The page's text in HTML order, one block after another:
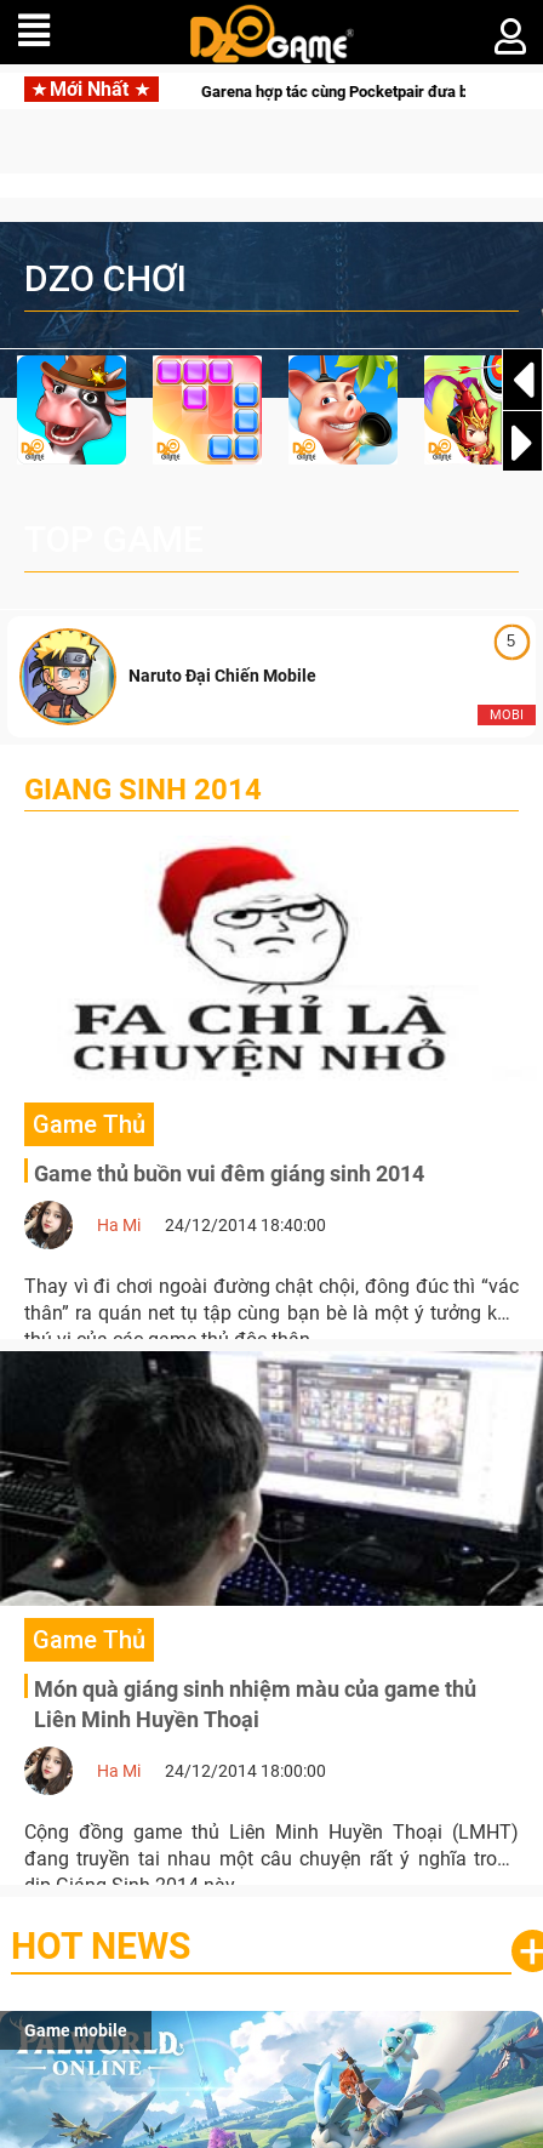
Mới Nhất Garena hợp tác cùng Pocketpair đưa bom tấn săn thú
DZO CHƠI
5
MOBI
Naruto Đại Chiến Mobile
GIANG SINH 2014
Game Thủ
Game thủ buồn vui đêm giáng sinh 2014
Ha Mi 24/12/2014 18:40:00
Thay vì đi chơi ngoài đường chật chội, đông đúc thì “vác
thân” ra quán net tụ tập cùng bạn bè là một ý tưởng khá
thú vị của các game thủ độc thân.
Game Thủ
Món quà giáng sinh nhiệm màu của game thủ
Liên Minh Huyền Thoại
Ha Mi 24/12/2014 18:00:00
Cộng đồng game thủ Liên Minh Huyền Thoại (LMHT)
đang truyền tai nhau một câu chuyện rất ý nghĩa trong
dịp Giáng Sinh 2014 này.
HOT NEWS
Game mobile